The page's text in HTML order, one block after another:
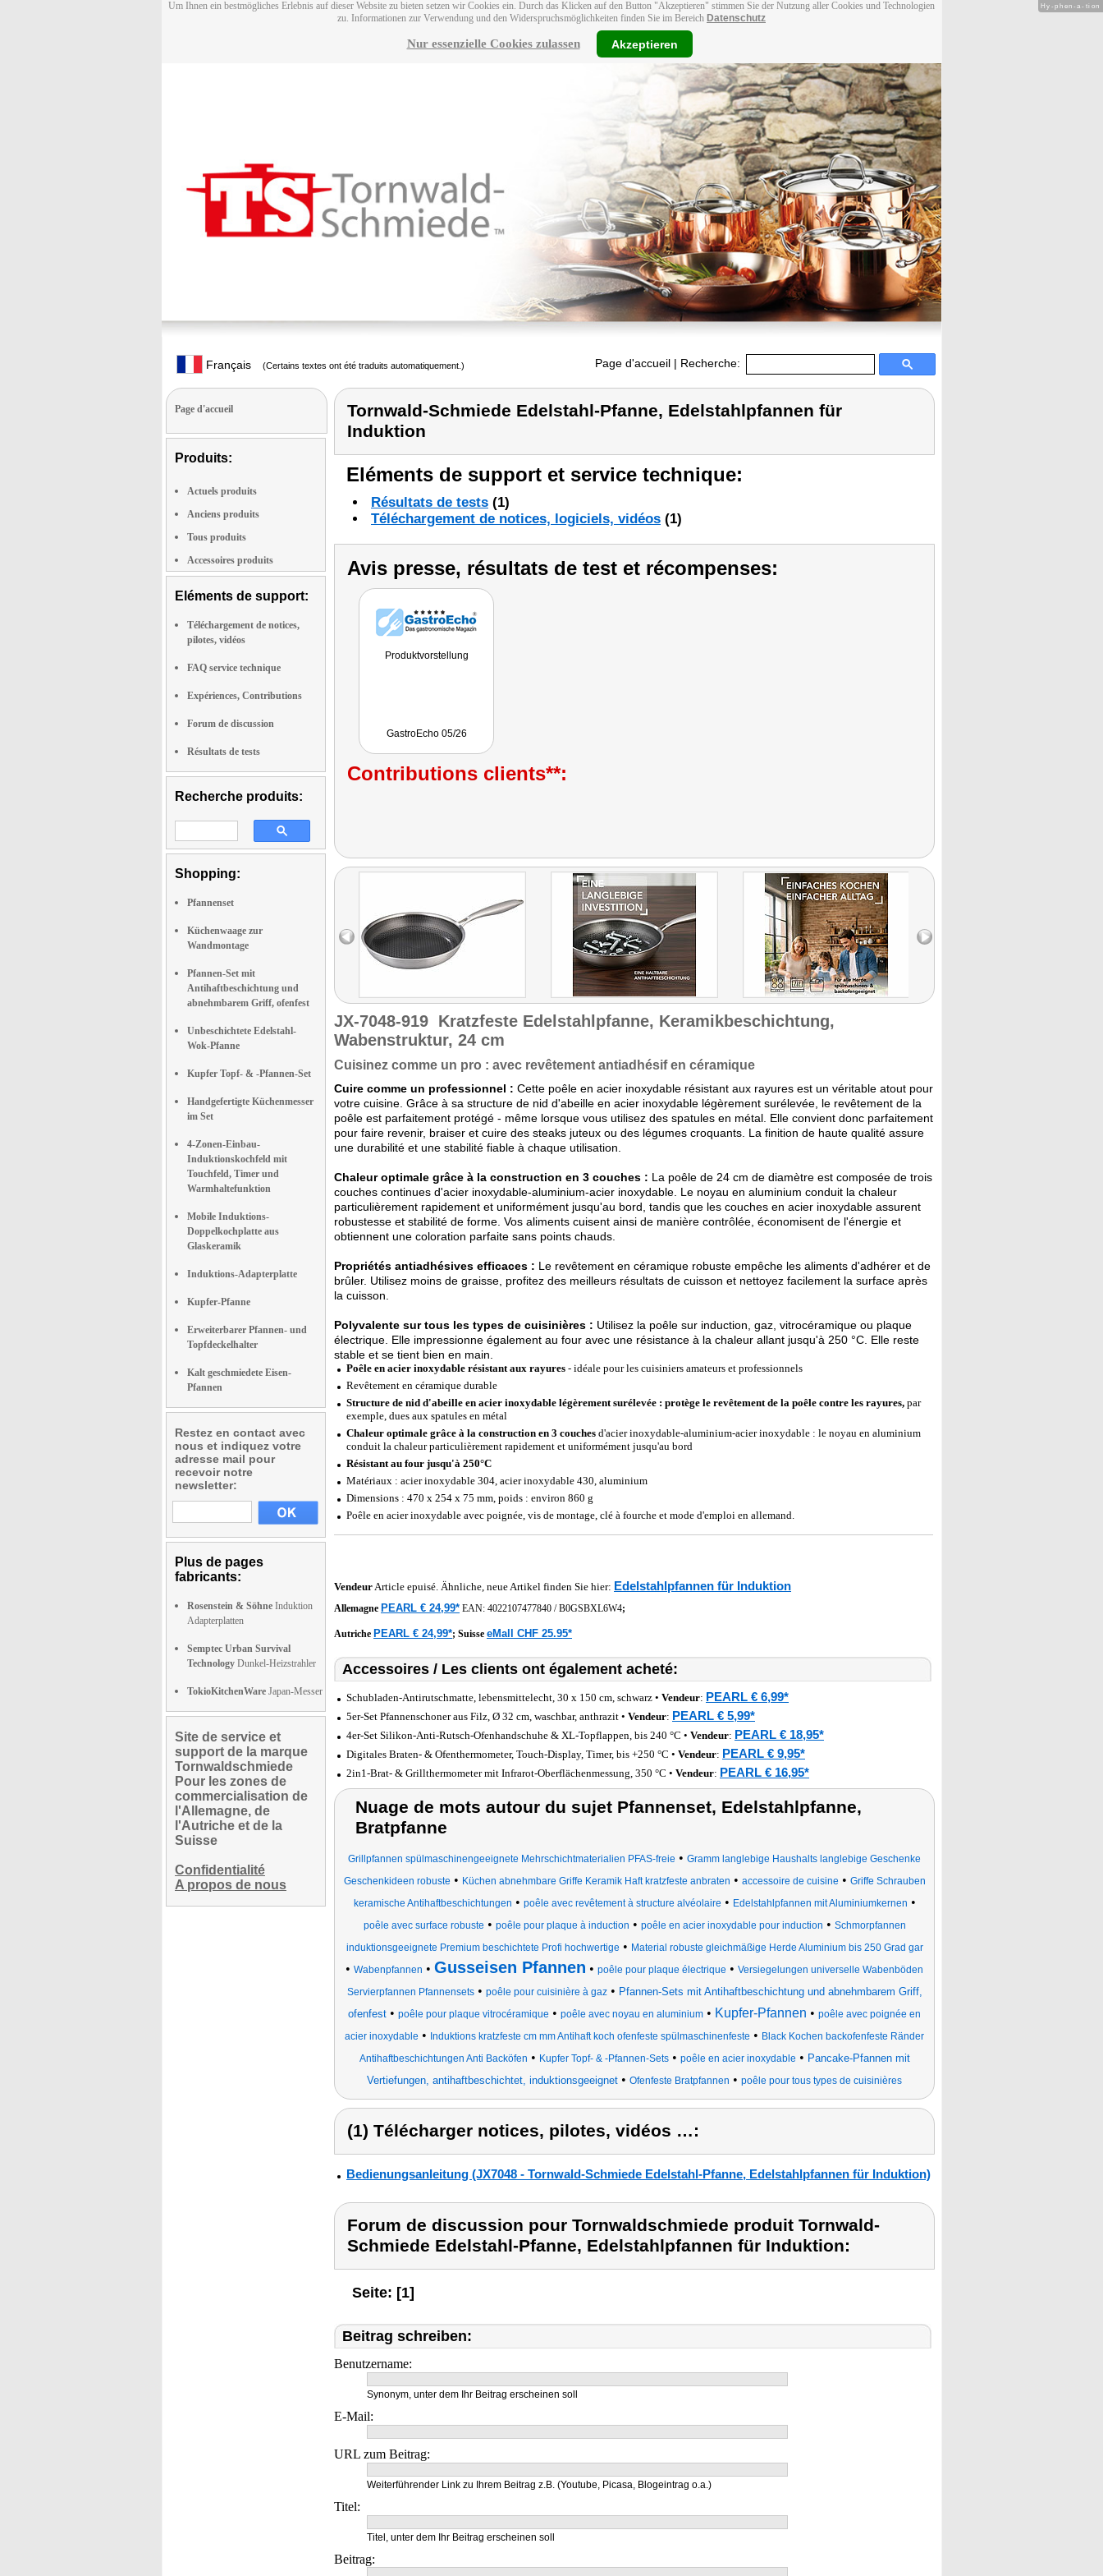
Um Ihnen ein bestmögliches Erlebnis auf dieser Website zu bieten setzen wir Cookies ein. Durch das Klicken auf den Button "Akzeptieren" stimmen Sie der Nutzung aller Cookies und Technologien
zu. Informationen zur Verwendung und den Widerspruchsmöglichkeiten finden Sie im Bereich Datenschutz
Nur essenzielle Cookies zulassen Akzeptieren
Français (Certains textes ont été traduits automatiquement.) Page d'accueil | Recherche:
Page d'accueil
Produits:
Actuels produits
Anciens produits
Tous produits
Accessoires produits
Eléments de support:
Téléchargement de notices,
pilotes, vidéos
FAQ service technique
Expériences, Contributions
Forum de discussion
Résultats de tests
Recherche produits:
Shopping:
Pfannenset
Küchenwaage zur
Wandmontage
Pfannen-Set mit
Antihaftbeschichtung und
abnehmbarem Griff, ofenfest
Unbeschichtete Edelstahl-
Wok-Pfanne
Kupfer Topf- & -Pfannen-Set
Handgefertigte Küchenmesser
im Set
4-Zonen-Einbau-
Induktionskochfeld mit
Touchfeld, Timer und
Warmhaltefunktion
Mobile Induktions-
Doppelkochplatte aus
Glaskeramik
Induktions-Adapterplatte
Kupfer-Pfanne
Erweiterbarer Pfannen- und
Topfdeckelhalter
Kalt geschmiedete Eisen-
Pfannen
Restez en contact avec
nous et indiquez votre
adresse mail pour
recevoir notre
newsletter:
Plus de pages
fabricants:
Rosenstein & Söhne Induktion
Adapterplatten
Semptec Urban Survival
Technology Dunkel-Heizstrahler
TokioKitchenWare Japan-Messer
Site de service et
support de la marque
Tornwaldschmiede
Pour les zones de
commercialisation de
l'Allemagne, de
l'Autriche et de la
Suisse
Confidentialité
A propos de nous
Tornwald-Schmiede Edelstahl-Pfanne, Edelstahlpfannen für
Induktion
Eléments de support et service technique:
Résultats de tests (1)
Téléchargement de notices, logiciels, vidéos (1)
Avis presse, résultats de test et récompenses:
Produktvorstellung
GastroEcho 05/26
Contributions clients**:
JX-7048-919 Kratzfeste Edelstahlpfanne, Keramikbeschichtung,
Wabenstruktur, 24 cm
Cuisinez comme un pro : avec revêtement antiadhésif en céramique
Cuire comme un professionnel : Cette poêle en acier inoxydable résistant aux rayures est un véritable atout pour
votre cuisine. Grâce à sa structure de nid d'abeille en acier inoxydable légèrement surélevée, le revêtement de la
poêle est parfaitement protégé - même lorsque vous utilisez des spatules en métal. Elle convient donc parfaitement
pour faire revenir, braiser et cuire des steaks juteux ou des légumes croquants. La finition de haute qualité assure
une durabilité et une stabilité fiable à chaque utilisation.
Chaleur optimale grâce à la construction en 3 couches : La poêle de 24 cm de diamètre est composée de trois
couches continues d'acier inoxydable-aluminium-acier inoxydable. Le noyau en aluminium conduit la chaleur
particulièrement rapidement et uniformément jusqu'au bord, tandis que les couches en acier inoxydable assurent
robustesse et stabilité de forme. Vos aliments cuisent ainsi de manière contrôlée, économisent de l'énergie et
obtiennent une coloration parfaite sans points chauds.
Propriétés antiadhésives efficaces : Le revêtement en céramique robuste empêche les aliments d'adhérer et de
brûler. Utilisez moins de graisse, profitez des meilleurs résultats de cuisson et nettoyez facilement la surface après
la cuisson.
Polyvalente sur tous les types de cuisinières : Utilisez la poêle sur induction, gaz, vitrocéramique ou plaque
électrique. Elle impressionne également au four avec une résistance à la chaleur allant jusqu'à 250 °C. Elle reste
stable et se tient bien en main.
Poêle en acier inoxydable résistant aux rayures - idéale pour les cuisiniers amateurs et professionnels
Revêtement en céramique durable
Structure de nid d'abeille en acier inoxydable légèrement surélevée : protège le revêtement de la poêle contre les rayures, par
exemple, dues aux spatules en métal
Chaleur optimale grâce à la construction en 3 couches d'acier inoxydable-aluminium-acier inoxydable : le noyau en aluminium
conduit la chaleur particulièrement rapidement et uniformément jusqu'au bord
Résistant au four jusqu'à 250°C
Matériaux : acier inoxydable 304, acier inoxydable 430, aluminium
Dimensions : 470 x 254 x 75 mm, poids : environ 860 g
Poêle en acier inoxydable avec poignée, vis de montage, clé à fourche et mode d'emploi en allemand.
Vendeur Article epuisé. Ähnliche, neue Artikel finden Sie hier: Edelstahlpfannen für Induktion
Allemagne PEARL € 24,99* EAN: 4022107477840 /B0GSBXL6W4;
Autriche PEARL € 24,99*; Suisse eMall CHF 25.95*
Accessoires / Les clients ont également acheté:
Schubladen-Antirutschmatte, lebensmittelecht, 30 x 150 cm, schwarz • Vendeur: PEARL € 6,99*
5er-Set Pfannenschoner aus Filz, Ø 32 cm, waschbar, anthrazit • Vendeur: PEARL € 5,99*
4er-Set Silikon-Anti-Rutsch-Ofenhandschuhe & XL-Topflappen, bis 240 °C • Vendeur: PEARL € 18,95*
Digitales Braten- & Ofenthermometer, Touch-Display, Timer, bis +250 °C • Vendeur: PEARL € 9,95*
2in1-Brat- & Grillthermometer mit Infrarot-Oberflächenmessung, 350 °C • Vendeur: PEARL € 16,95*
Nuage de mots autour du sujet Pfannenset, Edelstahlpfanne,
Bratpfanne
Grillpfannen spülmaschinengeeignete Mehrschichtmaterialien PFAS-freie • Gramm langlebige Haushalts langlebige Geschenke
Geschenkideen robuste • Küchen abnehmbare Griffe Keramik Haft kratzfeste anbraten • accessoire de cuisine • Griffe Schrauben
keramische Antihaftbeschichtungen • poêle avec revêtement à structure alvéolaire • Edelstahlpfannen mit Aluminiumkernen •
poêle avec surface robuste • poêle pour plaque à induction • poêle en acier inoxydable pour induction • Schmorpfannen
induktionsgeeignete Premium beschichtete Profi hochwertige • Material robuste gleichmäßige Herde Aluminium bis 250 Grad gar
• Wabenpfannen • Gusseisen Pfannen • poêle pour plaque électrique • Versiegelungen universelle Wabenböden
Servierpfannen Pfannensets• poêle pour cuisinière à gaz• Pfannen-Sets mit Antihaftbeschichtung und abnehmbarem Griff,
ofenfest • poêle pour plaque vitrocéramique • poêle avec noyau en aluminium • Kupfer-Pfannen • poêle avec poignée en
acier inoxydable • Induktions kratzfeste cm mm Antihaft koch ofenfeste spülmaschinenfeste • Black Kochen backofenfeste Ränder
Antihaftbeschichtungen Anti Backöfen • Kupfer Topf- & -Pfannen-Sets• poêle en acier inoxydable • Pancake-Pfannen mit
Vertiefungen, antihaftbeschichtet, induktionsgeeignet • Ofenfeste Bratpfannen • poêle pour tous types de cuisinières
(1) Télécharger notices, pilotes, vidéos …:
Bedienungsanleitung (JX7048 - Tornwald-Schmiede Edelstahl-Pfanne, Edelstahlpfannen für Induktion)
Forum de discussion pour Tornwaldschmiede produit Tornwald-
Schmiede Edelstahl-Pfanne, Edelstahlpfannen für Induktion:
Seite: [1]
Beitrag schreiben:
Benutzername:
Synonym, unter dem Ihr Beitrag erscheinen soll
E-Mail:
URL zum Beitrag:
Weiterführender Link zu Ihrem Beitrag z.B. (Youtube, Picasa, Blogeintrag o.a.)
Titel:
Titel, unter dem Ihr Beitrag erscheinen soll
Beitrag:
Hy-phen-a-tion